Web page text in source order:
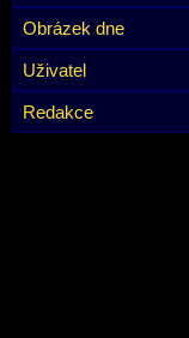
Obrázek dne
Uživatel
Redakce